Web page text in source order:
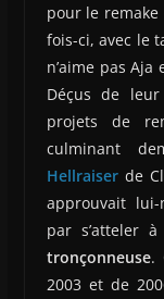
pour le remake
fois-ci, avec le
n’aime pas
Déçus de
projets de
culminant
Hellraiserde
approuvait
par s’atteler
tronçonneuse.
2003 et de